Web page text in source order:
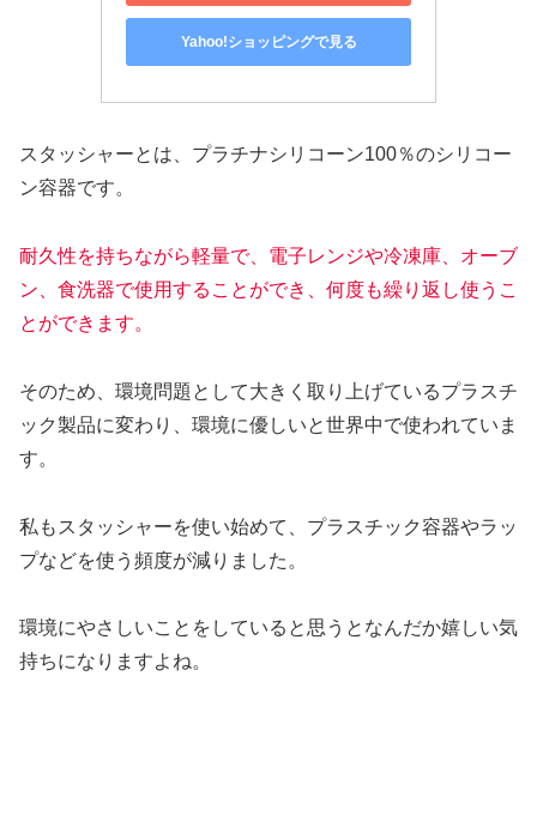
Yahoo!ショッピングで見る
スタッシャーとは、プラチナシリコーン100％のシリコー
ン容器です。
耐久性を持ちながら軽量で、電子レンジや冷凍庫、オーブ
ン、食洗器で使用することができ、何度も繰り返し使うこ
とができます。
そのため、環境問題として大きく取り上げているプラスチ
ック製品に変わり、環境に優しいと世界中で使われていま
す。
私もスタッシャーを使い始めて、プラスチック容器やラッ
プなどを使う頻度が減りました。
環境にやさしいことをしていると思うとなんだか嬉しい気
持ちになりますよね。